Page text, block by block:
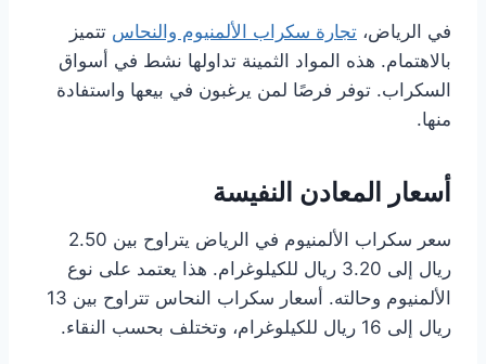
في الرياض، تجارة سكراب الألمنيوم والنحاس تتميز
بالاهتمام. هذه المواد الثمينة تداولها نشط في أسواق
السكراب. توفر فرصًا لمن يرغبون في بيعها واستفادة
منها.
أسعار المعادن النفيسة
سعر سكراب الألمنيوم في الرياض يتراوح بين 2.50
ريال إلى 3.20 ريال للكيلوغرام. هذا يعتمد على نوع
الألمنيوم وحالته. أسعار سكراب النحاس تتراوح بين 13
ريال إلى 16 ريال للكيلوغرام، وتختلف بحسب النقاء.